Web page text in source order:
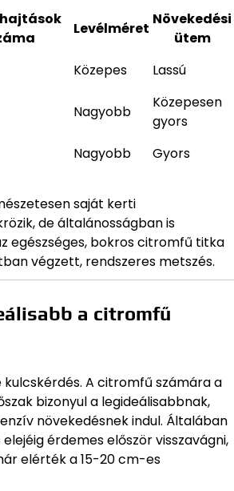
Levélméret
Növekedési
ütem
Közepes
Lassú
Nagyobb
Közepesen
gyors
Nagyobb Gyors
saját kerti
de általánosságban is
egészséges, bokros citromfű titka
végzett, rendszeres metszés.
a citromfű
A citromfű számára a
bizonyul a legideálisabbnak,
növekedésnek indul. Általában
érdemes először visszavágni,
elérték a 15-20 cm-es